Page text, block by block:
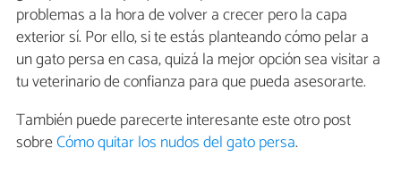
problemas a la hora de volver a crecer pero la capa
exterior sí. Por ello, si te estás planteando cómo pelar a
un gato persa en casa, quizá la mejor opción sea visitar a
tu veterinario de confianza para que pueda asesorarte.
También puede parecerte interesante este otro post
sobreCómo quitar los nudos del gato persa.